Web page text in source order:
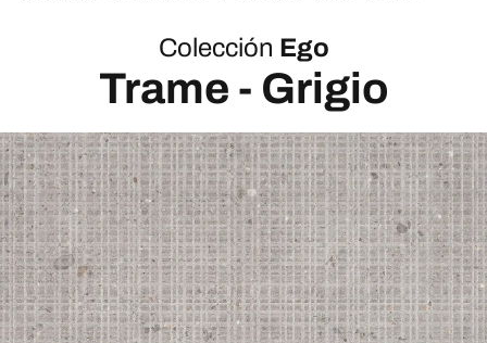
Colección Ego
Trame - Grigio